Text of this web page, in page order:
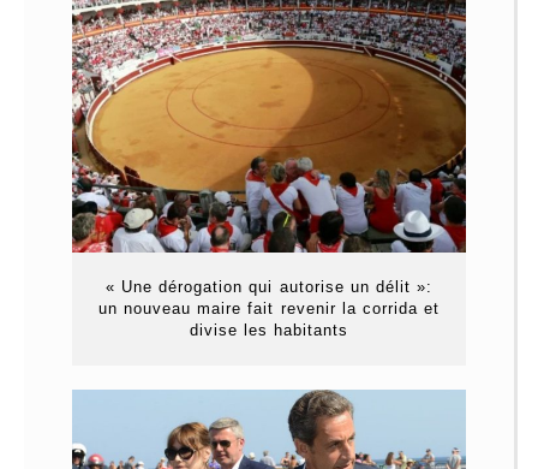
« Une dérogation qui autorise un délit »:
un nouveau maire fait revenir la corrida et
divise les habitants